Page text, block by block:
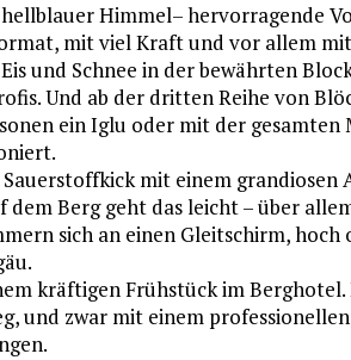
Himmel– hervorragende
mit viel Kraft und vor allem mit
und Schnee in der bewährten
Und ab der dritten Reihe von
ein Iglu oder mit der
mit einem
Berg geht das leicht – über
sich an einen Gleitschirm,
kräftigen Frühstück im Berghotel.
und zwar mit einem